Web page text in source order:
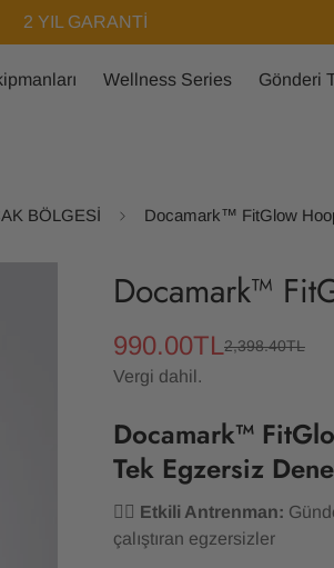
KAPIDA ÖDEME FIRSATI!
Wellness Series Gönderi
BÖLGESİ Docamark™ FitGlow
Docamark™
Satış
ücreti
990.00TL
Normal
fiyat
2,398.40TL
Vergi dahil.
Docamark™
Tek Egzersiz
🏋️‍♀️ Etkili Antrenman:
çalıştıran egzersizler